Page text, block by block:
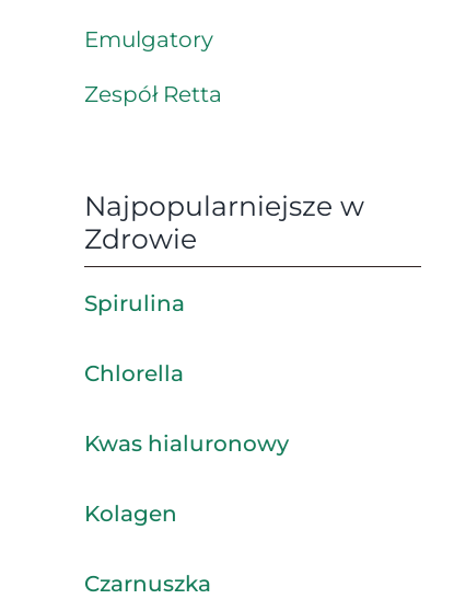
Emulgatory
Zespół Retta
Najpopularniejsze w
Zdrowie
Spirulina
Chlorella
Kwas hialuronowy
Kolagen
Czarnuszka